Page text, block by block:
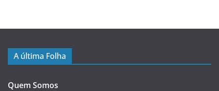
A última Folha
Quem Somos